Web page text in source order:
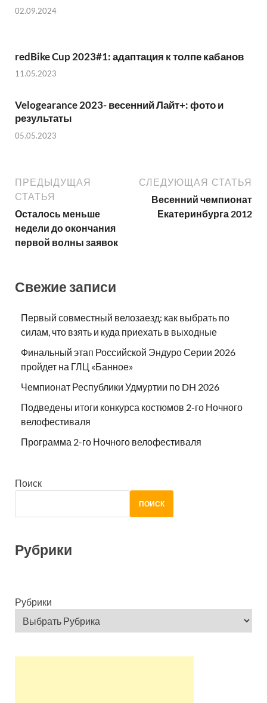
02.09.2024
redBike Cup 2023#1: адаптация к толпе кабанов
11.05.2023
Velogearance 2023- весенний Лайт+: фото и
результаты
05.05.2023
ПРЕДЫДУЩАЯ
СТАТЬЯ
Осталось меньше
недели до окончания
первой волны заявок
СЛЕДУЮЩАЯ СТАТЬЯ
Весенний чемпионат
Екатеринбурга 2012
Свежие записи
Первый совместный велозаезд: как выбрать по
силам, что взять и куда приехать в выходные
Финальный этап Российской Эндуро Серии 2026
пройдет на ГЛЦ «Банное»
Чемпионат Республики Удмуртии по DH 2026
Подведены итоги конкурса костюмов 2-го Ночного
велофестиваля
Программа 2-го Ночного велофестиваля
Поиск
ПОИСК
Рубрики
Рубрики